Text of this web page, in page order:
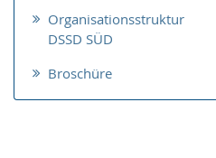
Organisationsstruktur
DSSD SÜD
Broschüre